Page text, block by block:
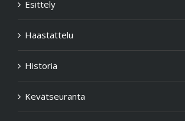
Esittely
Haastattelu
Historia
Kevätseuranta